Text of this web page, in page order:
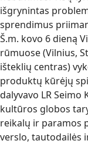
išgrynintas
sprendimus
Š.m. kovo 6 dieną
rūmuose (Vilnius,
išteklių centras)
produktų kūrėjų
dalyvavo LR
kultūros globos
reikalų ir paramos
verslo, tautodailės